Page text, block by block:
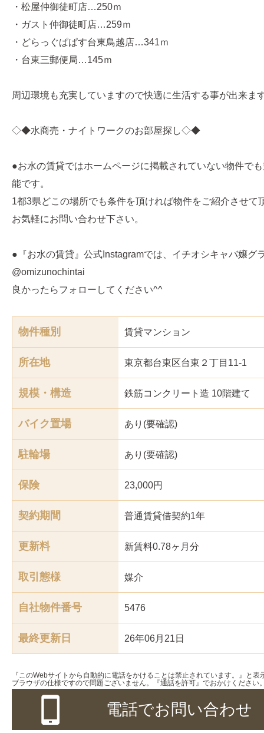
・松屋仲御徒町店…250ｍ
・ガスト仲御徒町店…259ｍ
・どらっぐぱぱす台東鳥越店…341ｍ
・台東三郵便局…145ｍ
周辺環境も充実していますので快適に生活する事が出来ま
◇◆水商売・ナイトワークのお部屋探し◇◆
●お水の賃貸ではホームページに掲載されていない物件で
能です。
1都3県どこの場所でも条件を頂ければ物件をご紹介させて
お気軽にお問い合わせ下さい。
●『お水の賃貸』公式Instagramでは、イチオシキャバ嬢グ
@omizunochintai
良かったらフォローしてください^^
物件種別 賃貸マンション
所在地 東京都台東区台東２丁目11-1
規模・構造 鉄筋コンクリート造 10階建て
バイク置場 あり(要確認)
駐輪場 あり(要確認)
保険 23,000円
契約期間 普通賃貸借契約1年
更新料 新賃料0.78ヶ月分
取引態様 媒介
自社物件番号 5476
最終更新日 26年06月21日
『このWebサイトから自動的に電話をかけることは禁止されています。』と
ブラウザの仕様ですので問題ございません。『通話を許可』でおかけください
電話でお問い合わせ